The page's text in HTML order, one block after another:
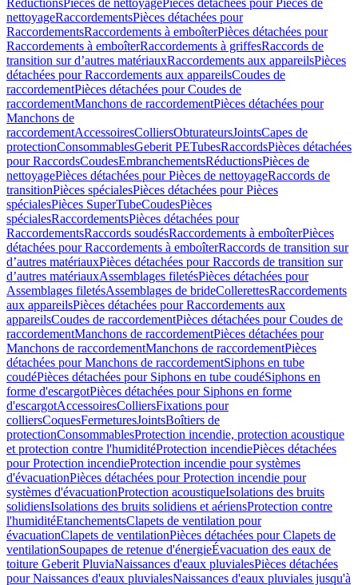
RéductionsPièces de nettoyagePièces détachées pour Pièces de
nettoyageRaccordementsPièces détachées pour
RaccordementsRaccordements à emboîterPièces détachées pour
Raccordements à emboîterRaccordements à griffesRaccords de
transition sur d’autres matériauxRaccordements aux appareilsPièces
détachées pour Raccordements aux appareilsCoudes de
raccordementPièces détachées pour Coudes de
raccordementManchons de raccordementPièces détachées pour
Manchons de
raccordementAccessoiresColliersObturateursJointsCapes de
protectionConsommablesGeberit PETubesRaccordsPièces détachées
pour RaccordsCoudesEmbranchementsRéductionsPièces de
nettoyagePièces détachées pour Pièces de nettoyageRaccords de
transitionPièces spécialesPièces détachées pour Pièces
spécialesPièces SuperTubeCoudesPièces
spécialesRaccordementsPièces détachées pour
RaccordementsRaccords soudésRaccordements à emboîterPièces
détachées pour Raccordements à emboîterRaccords de transition sur
d’autres matériauxPièces détachées pour Raccords de transition sur
d’autres matériauxAssemblages filetésPièces détachées pour
Assemblages filetésAssemblages de brideCollerettesRaccordements
aux appareilsPièces détachées pour Raccordements aux
appareilsCoudes de raccordementPièces détachées pour Coudes de
raccordementManchons de raccordementPièces détachées pour
Manchons de raccordementManchons de raccordementPièces
détachées pour Manchons de raccordementSiphons en tube
coudéPièces détachées pour Siphons en tube coudéSiphons en
forme d'escargotPièces détachées pour Siphons en forme
d'escargotAccessoiresColliersFixations pour
colliersCoquesFermeturesJointsBoîtiers de
protectionConsommablesProtection incendie, protection acoustique
et protection contre l'humiditéProtection incendiePièces détachées
pour Protection incendieProtection incendie pour systèmes
d'évacuationPièces détachées pour Protection incendie pour
systèmes d'évacuationProtection acoustiqueIsolations des bruits
solidiensIsolations des bruits solidiens et aériensProtection contre
l'humiditéEtanchementsClapets de ventilation pour
évacuationClapets de ventilationPièces détachées pour Clapets de
ventilationSoupapes de retenue d'énergieÉvacuation des eaux de
toiture Geberit PluviaNaissances d'eaux pluvialesPièces détachées
pour Naissances d'eaux pluvialesNaissances d'eaux pluviales jusqu'à